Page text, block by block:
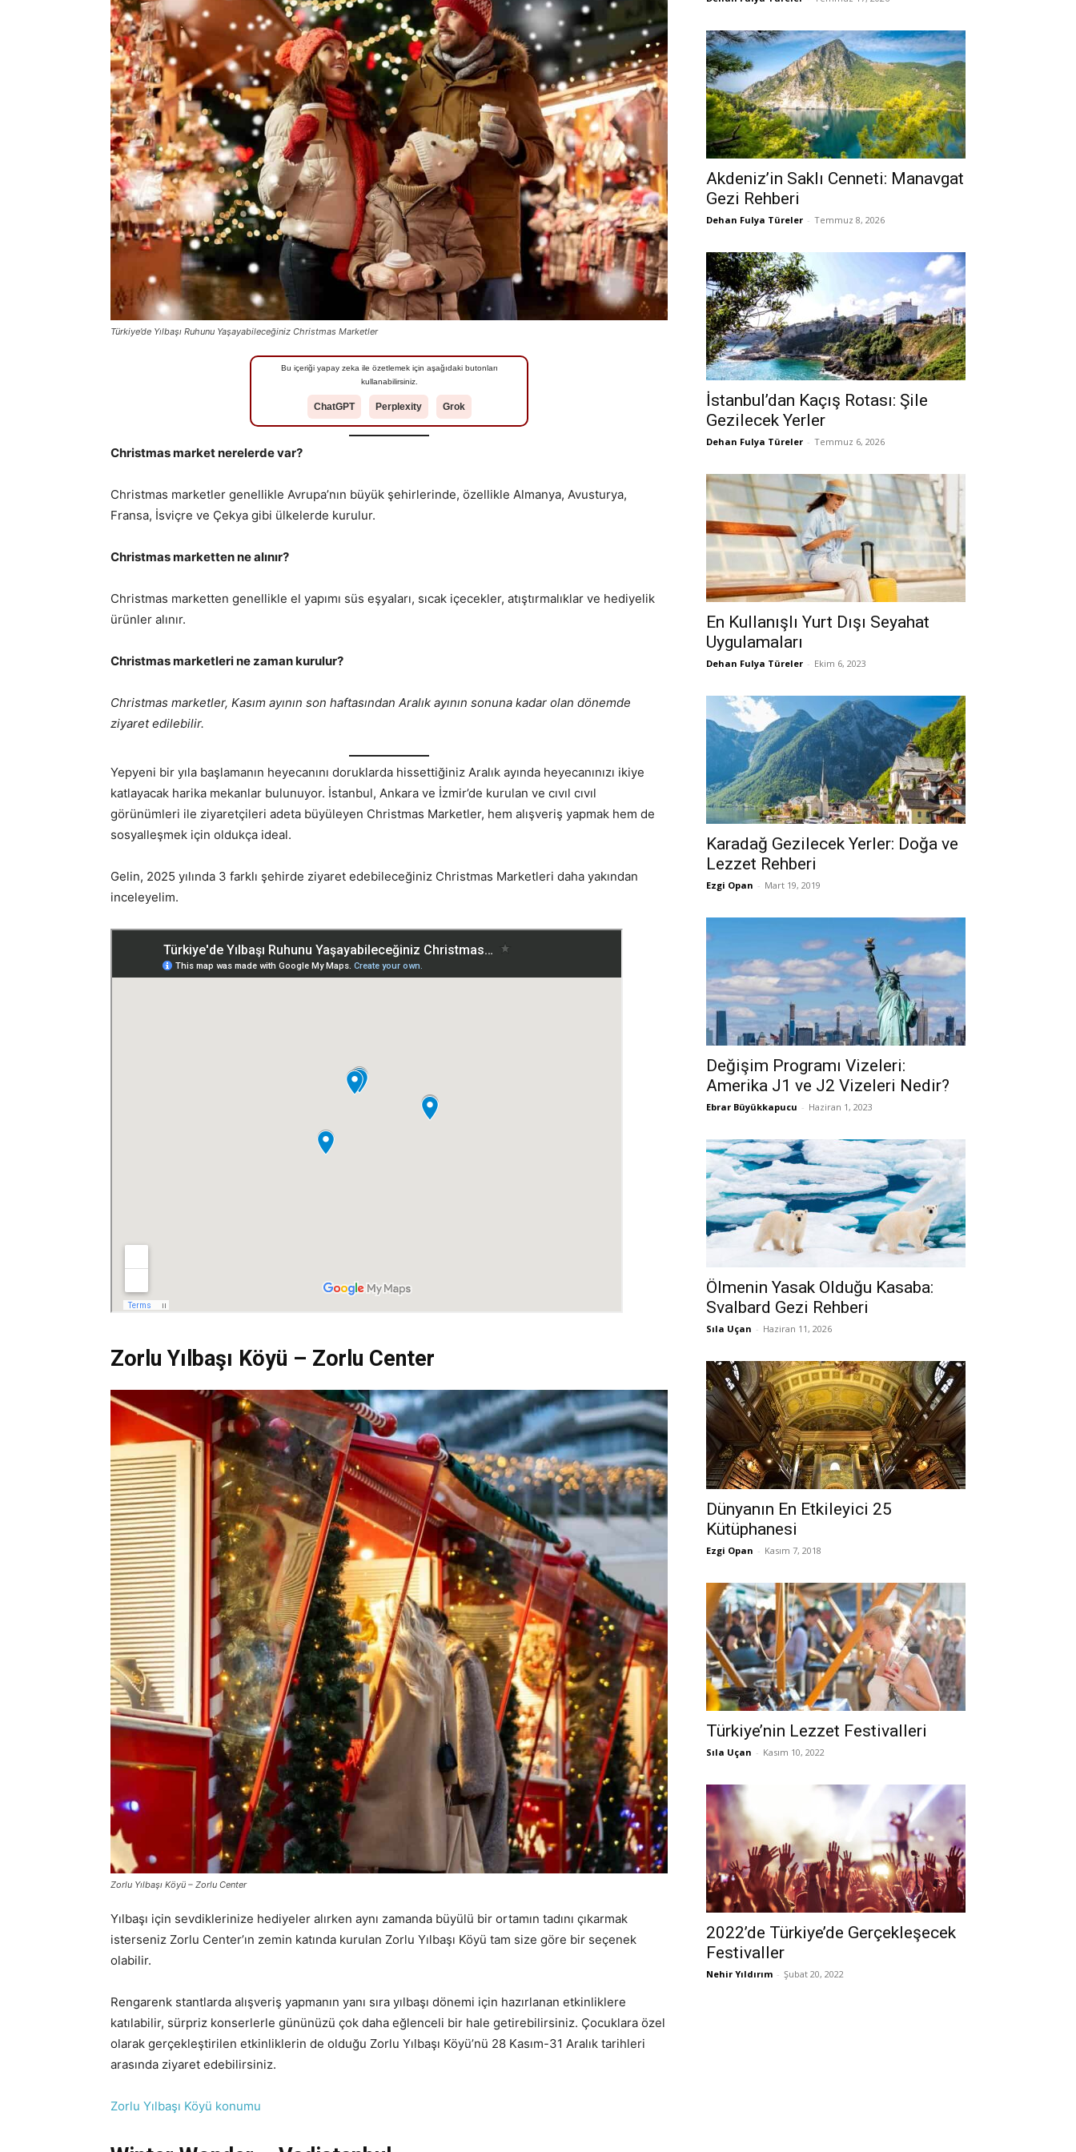
Türkiye’de Yılbaşı Ruhunu Yaşayabileceğiniz Christmas Marketler
Bu içeriği yapay zeka ile özetlemek için aşağıdaki butonları
kullanabilirsiniz.
ChatGPT Perplexity Grok
Christmas market nerelerde var?
Christmas marketler genellikle Avrupa’nın büyük şehirlerinde, özellikle Almanya, Avusturya,
Fransa, İsviçre ve Çekya gibi ülkelerde kurulur.
Christmas marketten ne alınır?
Christmas marketten genellikle el yapımı süs eşyaları, sıcak içecekler, atıştırmalıklar ve hediyelik
ürünler alınır.
Christmas marketleri ne zaman kurulur?
Christmas marketler, Kasım ayının son haftasından Aralık ayının sonuna kadar olan dönemde
ziyaret edilebilir.
Yepyeni bir yıla başlamanın heyecanını doruklarda hissettiğiniz Aralık ayında heyecanınızı ikiye
katlayacak harika mekanlar bulunuyor. İstanbul, Ankara ve İzmir’de kurulan ve cıvıl cıvıl
görünümleri ile ziyaretçileri adeta büyüleyen Christmas Marketler, hem alışveriş yapmak hem de
sosyalleşmek için oldukça ideal.
Gelin, 2025 yılında 3 farklı şehirde ziyaret edebileceğiniz Christmas Marketleri daha yakından
inceleyelim.
Zorlu Yılbaşı Köyü – Zorlu Center
Zorlu Yılbaşı Köyü – Zorlu Center
Yılbaşı için sevdiklerinize hediyeler alırken aynı zamanda büyülü bir ortamın tadını çıkarmak
isterseniz Zorlu Center’ın zemin katında kurulan Zorlu Yılbaşı Köyü tam size göre bir seçenek
olabilir.
Rengarenk stantlarda alışveriş yapmanın yanı sıra yılbaşı dönemi için hazırlanan etkinliklere
katılabilir, sürpriz konserlerle gününüzü çok daha eğlenceli bir hale getirebilirsiniz. Çocuklara özel
olarak gerçekleştirilen etkinliklerin de olduğu Zorlu Yılbaşı Köyü’nü 28 Kasım-31 Aralık tarihleri
arasında ziyaret edebilirsiniz.
Zorlu Yılbaşı Köyü konumu
Akdeniz’in Saklı Cenneti: Manavgat
Gezi Rehberi
Dehan Fulya Türeler - Temmuz 8, 2026
İstanbul’dan Kaçış Rotası: Şile
Gezilecek Yerler
Dehan Fulya Türeler - Temmuz 6, 2026
En Kullanışlı Yurt Dışı Seyahat
Uygulamaları
Dehan Fulya Türeler - Ekim 6, 2023
Karadağ Gezilecek Yerler: Doğa ve
Lezzet Rehberi
Ezgi Opan - Mart 19, 2019
Değişim Programı Vizeleri:
Amerika J1 ve J2 Vizeleri Nedir?
Ebrar Büyükkapucu - Haziran 1, 2023
Ölmenin Yasak Olduğu Kasaba:
Svalbard Gezi Rehberi
Sıla Uçan - Haziran 11, 2026
Dünyanın En Etkileyici 25
Kütüphanesi
Ezgi Opan - Kasım 7, 2018
Türkiye’nin Lezzet Festivalleri
Sıla Uçan - Kasım 10, 2022
2022’de Türkiye’de Gerçekleşecek
Festivaller
Nehir Yıldırım - Şubat 20, 2022